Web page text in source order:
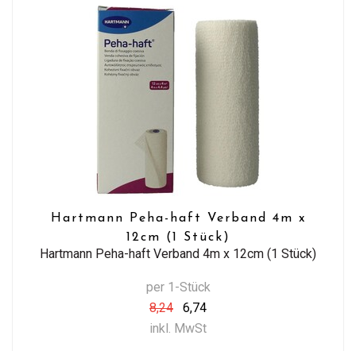
Hartmann Peha-haft Verband 4m x
12cm (1 Stück)
Hartmann Peha-haft Verband 4m x 12cm (1 Stück)
per 1-Stück
8,24
6,74
inkl. MwSt